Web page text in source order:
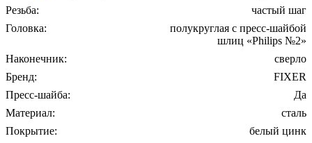
Резьба:
частый шаг
Головка:
полукруглая с пресс-шайбой
шлиц «Philips №2»
Наконечник:
сверло
Бренд:
FIXER
Пресс-шайба:
Да
Материал:
сталь
Покрытие:
белый цинк